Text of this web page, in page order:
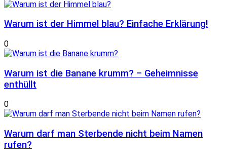
Warum ist der Himmel blau? Einfache Erklärung!
0
Warum ist die Banane krumm? – Geheimnisse
enthüllt
0
Warum darf man Sterbende nicht beim Namen
rufen?